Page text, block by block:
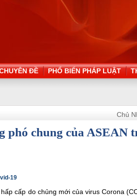
ĐỀ PHỔ BIẾN PHÁP LUẬT
Chủ
phó chung của ASEAN
19
cấp do chủng mới của virus Corona